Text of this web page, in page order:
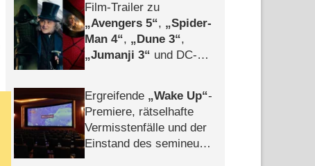
Film-Trailer zu
Avengers 5 ,
Spider-
Man 4 , Dune 3 ,
Jumanji 3
und DC-
Ergreifende
Wake Up -
Premiere, rätselhafte
Vermisstenfälle und der
Einstand des semineuen